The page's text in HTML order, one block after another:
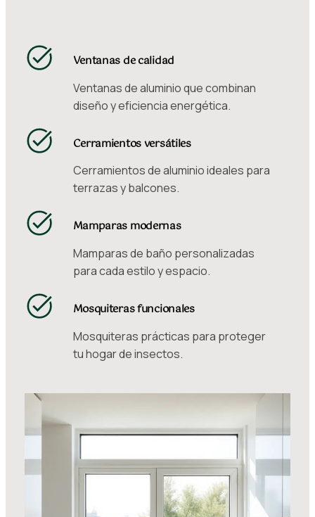
Ventanas de calidad
Ventanas de aluminio que combinan
diseño y eficiencia energética.
Cerramientos versátiles
Cerramientos de aluminio ideales para
terrazas y balcones.
Mamparas modernas
Mamparas de baño personalizadas
para cada estilo y espacio.
Mosquiteras funcionales
Mosquiteras prácticas para proteger
tu hogar de insectos.